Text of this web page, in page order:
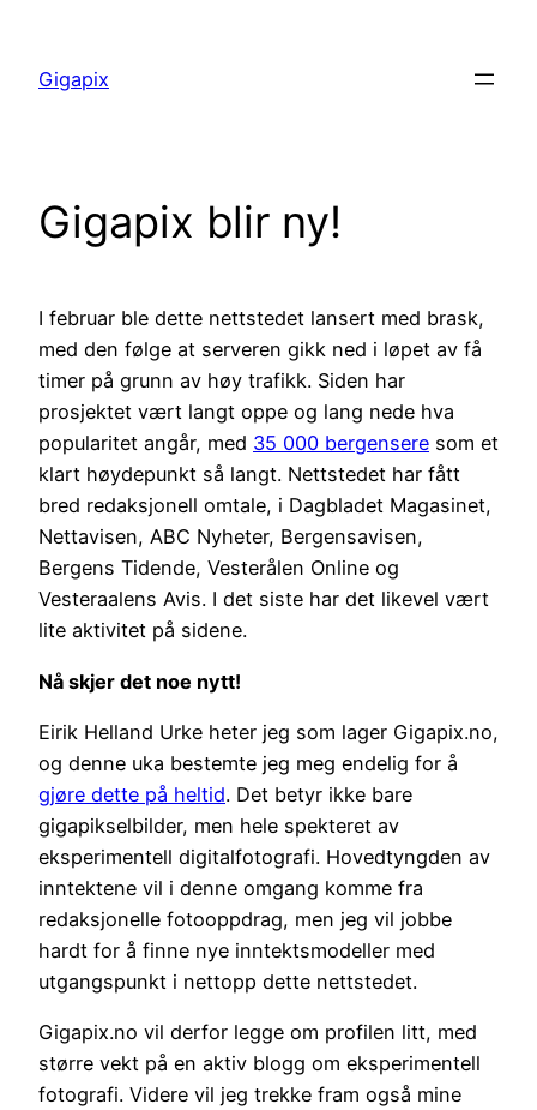
content
Gigapix
Gigapix blir ny!
I februar ble dette nettstedet lansert med brask,
med den følge at serveren gikk ned i løpet av få
timer på grunn av høy trafikk. Siden har
prosjektet vært langt oppe og lang nede hva
popularitet angår, med 35 000 bergensere som et
klart høydepunkt så langt. Nettstedet har fått
bred redaksjonell omtale, i Dagbladet Magasinet,
Nettavisen, ABC Nyheter, Bergensavisen,
Bergens Tidende, Vesterålen Online og
Vesteraalens Avis. I det siste har det likevel vært
lite aktivitet på sidene.
Nå skjer det noe nytt!
Eirik Helland Urke heter jeg som lager Gigapix.no,
og denne uka bestemte jeg meg endelig for å
gjøre dette på heltid. Det betyr ikke bare
gigapikselbilder, men hele spekteret av
eksperimentell digitalfotografi. Hovedtyngden av
inntektene vil i denne omgang komme fra
redaksjonelle fotooppdrag, men jeg vil jobbe
hardt for å finne nye inntektsmodeller med
utgangspunkt i nettopp dette nettstedet.
Gigapix.no vil derfor legge om profilen litt, med
større vekt på en aktiv blogg om eksperimentell
fotografi. Videre vil jeg trekke fram også mine